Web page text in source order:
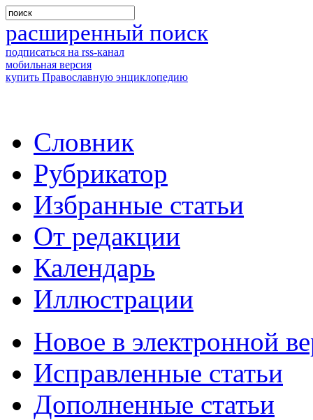
расширенный поиск
подписаться на rss-канал
мобильная версия
купить Православную энциклопедию
Словник
Рубрикатор
Избранные статьи
От редакции
Календарь
Иллюстрации
Новое в электронной
Исправленные статьи
Дополненные статьи